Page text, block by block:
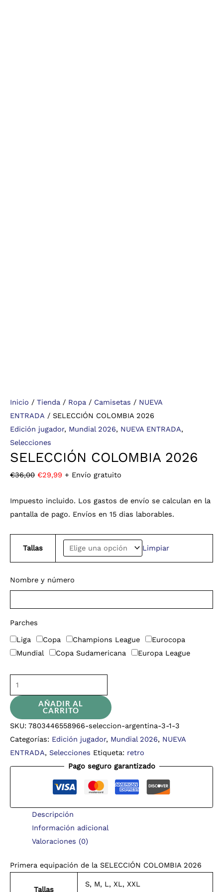
Inicio / Tienda / Ropa / Camisetas / NUEVA
ENTRADA / SELECCIÓN COLOMBIA 2026
Edición jugador, Mundial 2026, NUEVA ENTRADA,
Selecciones
SELECCIÓN COLOMBIA 2026
€36,00 €29,99 + Envío gratuito
Impuesto incluido. Los gastos de envío se calculan en la
pantalla de pago. Envíos en 15 dias laborables.
Tallas Limpiar
Nombre y número
Parches
Liga
Copa Champions League
Eurocopa
Mundial
Copa Sudamericana Europa League
AÑADIR AL
CARRITO
SKU: 7803446558966-seleccion-argentina-3-1-3
Categorías: Edición jugador, Mundial 2026, NUEVA
ENTRADA, Selecciones Etiqueta: retro
Pago seguro garantizado
Descripción
Información adicional
Valoraciones (0)
Primera equipación de la SELECCIÓN COLOMBIA 2026
Tallas
S, M, L, XL, XXL